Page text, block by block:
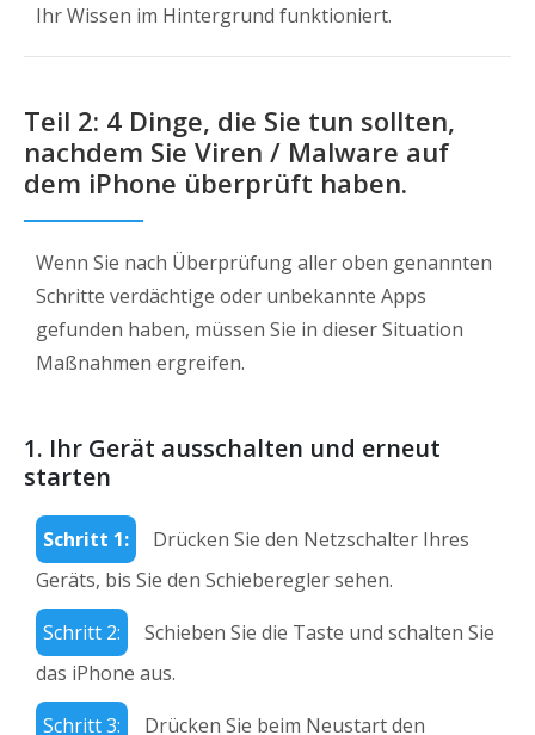
Ihr Wissen im Hintergrund funktioniert.
Teil 2: 4 Dinge, die Sie tun sollten,
nachdem Sie Viren / Malware auf
dem iPhone überprüft haben.
Wenn Sie nach Überprüfung aller oben genannten
Schritte verdächtige oder unbekannte Apps
gefunden haben, müssen Sie in dieser Situation
Maßnahmen ergreifen.
1. Ihr Gerät ausschalten und erneut
starten
Schritt 1:
Drücken Sie den Netzschalter Ihres
Geräts, bis Sie den Schieberegler sehen.
Schritt 2:
Schieben Sie die Taste und schalten Sie
das iPhone aus.
Schritt 3:
Drücken Sie beim Neustart den